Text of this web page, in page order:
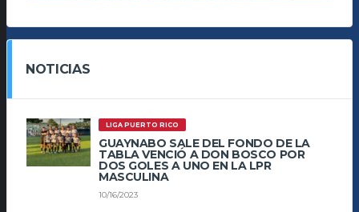
NOTICIAS
LIGA PUERTO RICO
GUAYNABO SALE DEL FONDO DE LA
TABLA VENCIÓ A DON BOSCO POR
DOS GOLES A UNO EN LA LPR
MASCULINA
10/16/2023